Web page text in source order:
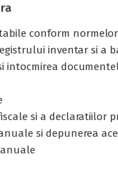
conform normelor
inventar si a
intocmirea
si a declaratiilor
si depunerea